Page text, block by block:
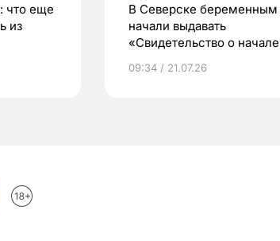
что еще
из
В Северске беременным
начали выдавать
«Свидетельство о начале
09:34 / 21.07.26